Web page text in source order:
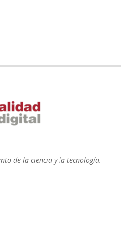
de la ciencia y la tecnología.